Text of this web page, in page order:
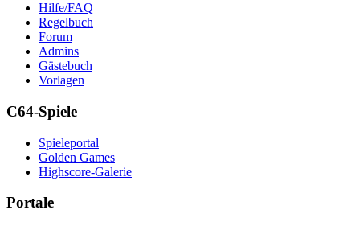
Hilfe/FAQ
Regelbuch
Forum
Admins
Gästebuch
Vorlagen
C64-Spiele
Spieleportal
Golden Games
Highscore-Galerie
Portale